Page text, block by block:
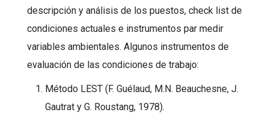
descripción y análisis de los puestos, check list de
condiciones actuales e instrumentos par medir
variables ambientales. Algunos instrumentos de
evaluación de las condiciones de trabajo:
Método LEST (F. Guélaud, M.N. Beauchesne, J.
Gautrat y G. Roustang, 1978).